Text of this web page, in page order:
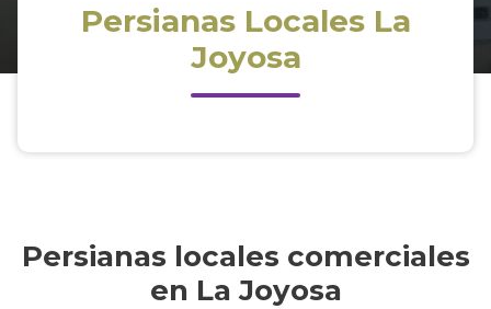
Persianas Locales La
Joyosa
Persianas locales comerciales
en La Joyosa